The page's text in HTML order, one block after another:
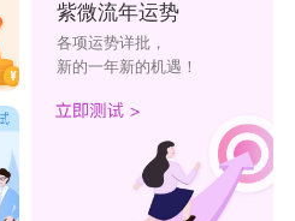
紫微流年运势
各项运势详批，
新的一年新的机遇！